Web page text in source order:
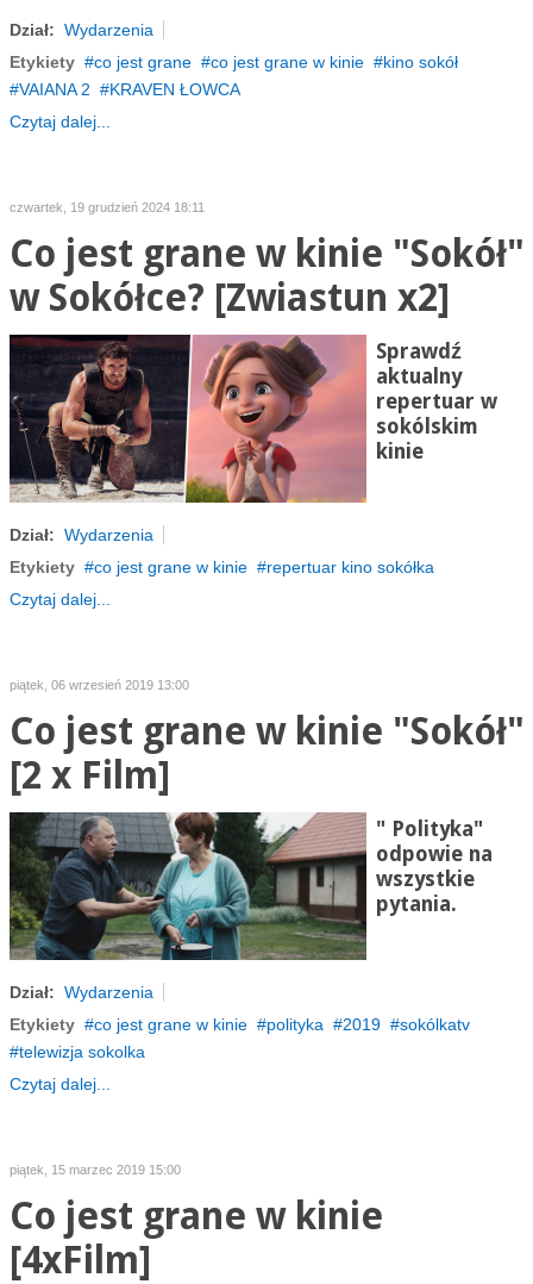
Dział: Wydarzenia
Etykiety
co jest grane co jest grane w kinie
kino sokół
VAIANA 2
KRAVEN ŁOWCA
Czytaj dalej...
czwartek, 19 grudzień 2024 18:11
Co jest grane w kinie "Sokół"
w Sokółce? [Zwiastun x2]
Sprawdź
aktualny
repertuar w
sokólskim
kinie
Dział: Wydarzenia
Etykiety
co jest grane w kinie
repertuar kino sokółka
Czytaj dalej...
piątek, 06 wrzesień 2019 13:00
Co jest grane w kinie "Sokół"
[2 x Film]
" Polityka"
odpowie na
wszystkie
pytania.
Dział: Wydarzenia
Etykiety
co jest grane w kinie polityka 2019
sokólkatv
telewizja sokolka
Czytaj dalej...
piątek, 15 marzec 2019 15:00
Co jest grane w kinie
[4xFilm]